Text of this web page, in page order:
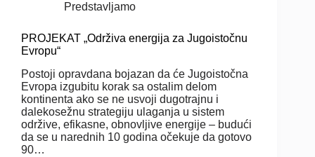
Predstavljamo
PROJEKAT „Održiva energija za Jugoistočnu
Evropu“
Postoji opravdana bojazan da će Jugoistočna
Evropa izgubitu korak sa ostalim delom
kontinenta ako se ne usvoji dugotrajnu i
dalekosežnu strategiju ulaganja u sistem
održive, efikasne, obnovljive energije – budući
da se u narednih 10 godina očekuje da gotovo
90…